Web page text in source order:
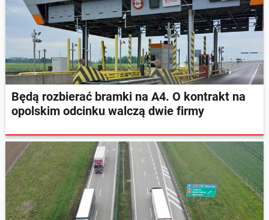
Będą rozbierać bramki na A4. O kontrakt na
opolskim odcinku walczą dwie firmy